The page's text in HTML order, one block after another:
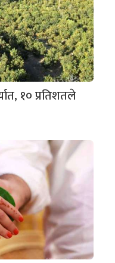
१० प्रतिशतले